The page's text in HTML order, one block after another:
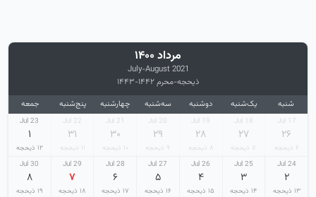
مرداد ۱۴۰۰
July-August 2021
ذیحجه-محرم ۱۴۴۲-۱۴۴۳
شنبه یک‌شنبه دوشنبه سه‌شنبه چهارشنبه پنج‌شنبه جمعه
17 Jul
۲۶
۶ ذیحجه
18 Jul
۲۷
۷ ذیحجه
19 Jul
۲۸
۸ ذیحجه
20 Jul
۲۹
۹ ذیحجه
21 Jul
۳۰
۱۰ ذیحجه
22 Jul
۳۱
23 Jul
۱
۱۲ ذیحجه
24 Jul
۲
۱۳ ذیحجه
25 Jul
۳
۱۴ ذیحجه
26 Jul
۴
۱۵ ذیحجه
27 Jul
۵
۱۶ ذیحجه
28 Jul
۶
۱۷ ذیحجه
29 Jul
۷
۱۸ ذیحجه
30 Jul
۸
۱۹ ذیحجه